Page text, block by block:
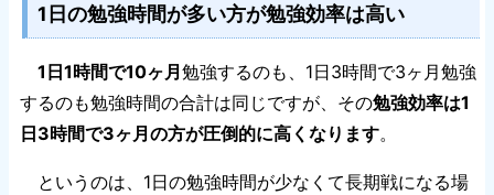
1日の勉強時間が多い方が勉強効率は高い
1日1時間で10ヶ月 勉強するのも、1日3時間で3ヶ月勉強
するのも勉強時間の合計は同じですが、その勉強効率は1
日3時間で3ヶ月の方が圧倒的に高くなります。
というのは、1日の勉強時間が少なくて長期戦になる場